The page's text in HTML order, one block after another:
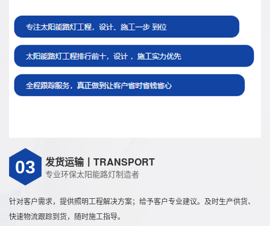
03 发货运输丨TRANSPORT
专业环保太阳能路灯制造者
针对客户需求，提供照明工程解决方案；给予客户专业建议。及时生产供货、
快速物流跟踪到货，随时施工指导。
能路灯在城乡道路、公园、景区及偏远地区广泛应用。
市场上部分型号因配置合理、性价比高、运行稳定而受
到较多用户选择，...